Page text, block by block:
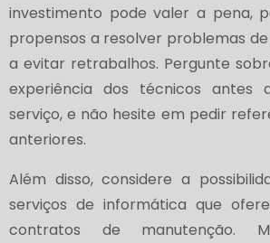
investimento pode valer a pena,
propensos a resolver problemas
a evitar retrabalhos. Pergunte
experiência dos técnicos antes
serviço, e não hesite em pedir
anteriores.
Além disso, considere a
serviços de informática que
contratos de manutenção.